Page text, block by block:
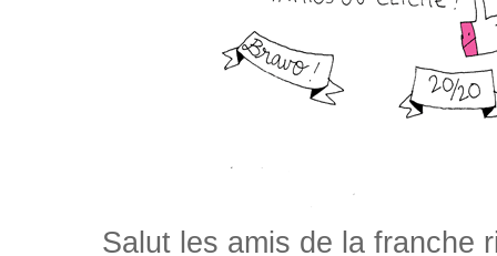
Salut les amis de la franche